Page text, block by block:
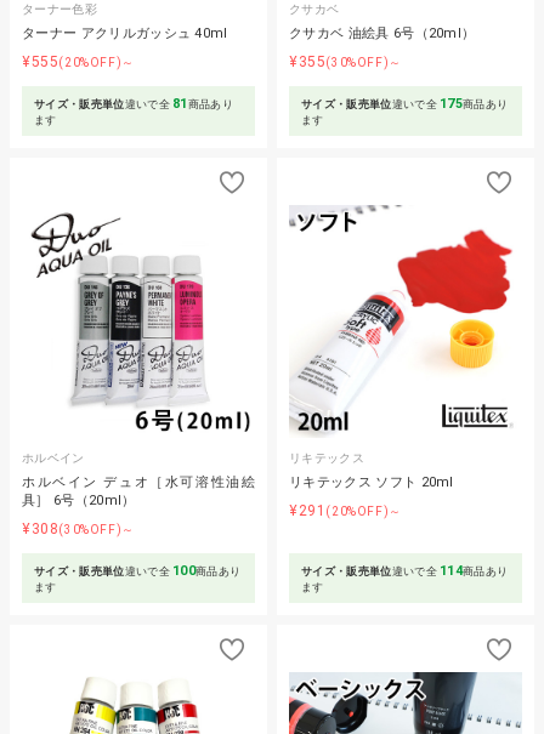
ターナー色彩
ターナー アクリルガッシュ 40ml
¥555(20%OFF)～
サイズ・販売単位違いで全 81 商品あり
ます
クサカベ
クサカベ 油絵具 6号（20ml）
¥355(30%OFF)～
サイズ・販売単位違いで全 175商品あり
ます
ホルベイン
ホルベイン デュオ［水可溶性油絵
具］ 6号（20ml）
¥308(30%OFF)～
サイズ・販売単位違いで全 100商品あり
ます
リキテックス
リキテックス ソフト 20ml
¥291 (20%OFF)～
サイズ・販売単位違いで全 114商品あり
ます